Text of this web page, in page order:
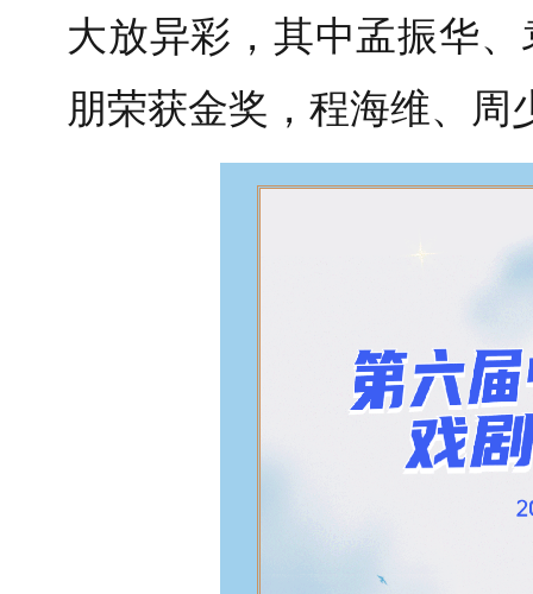
大放异彩，其中孟振华
朋荣获金奖，程海维、周